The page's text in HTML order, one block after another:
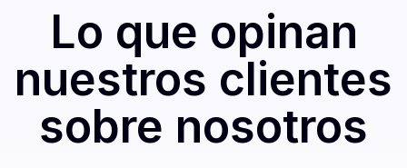
Lo que opinan
nuestros clientes
sobre nosotros